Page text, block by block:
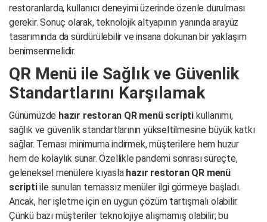
restoranlarda, kullanıcı deneyimi üzerinde özenle durulması
gerekir. Sonuç olarak, teknolojik altyapının yanında arayüz
tasarımında da sürdürülebilir ve insana dokunan bir yaklaşım
benimsenmelidir.
QR Menü ile Sağlık ve Güvenlik
Standartlarını Karşılamak
Günümüzde hazır restoran QR menü scripti kullanımı,
sağlık ve güvenlik standartlarının yükseltilmesine büyük katkı
sağlar. Teması minimuma indirmek, müşterilere hem huzur
hem de kolaylık sunar. Özellikle pandemi sonrası süreçte,
geleneksel menülere kıyasla hazır restoran QR menü
scriptiile sunulan temassız menüler ilgi görmeye başladı.
Ancak, her işletme için en uygun çözüm tartışmalı olabilir.
Çünkü bazı müşteriler teknolojiye alışmamış olabilir; bu